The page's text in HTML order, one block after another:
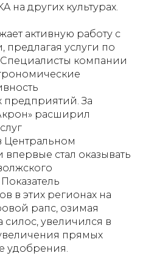
на других культурах.
активную работу с
услуги по
компании
предприятий. За
расширил
Центральном
стал оказывать
в этих регионах на
рапс, озимая
силос, увеличился в
прямых
удобрения.